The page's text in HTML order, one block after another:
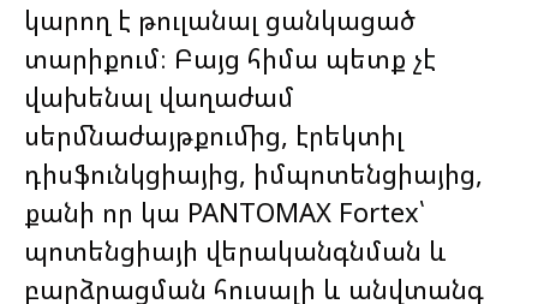
կարող է թուլանալ ցանկացած
տարիքում։ Բայց հիմա պետք չէ
վախենալ վաղաժամ
սերմնաժայթքումից, էրեկտիլ
դիսֆունկցիայից, իմպոտենցիայից,
քանի որ կա PANTOMAX Fortex՝
պոտենցիայի վերականգնման և
բարձրացման հուսալի և անվտանգ